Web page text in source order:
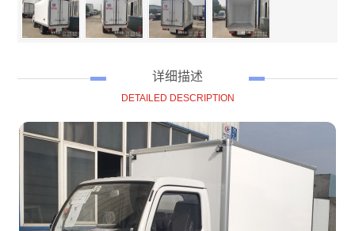
详细描述
DETAILED DESCRIPTION